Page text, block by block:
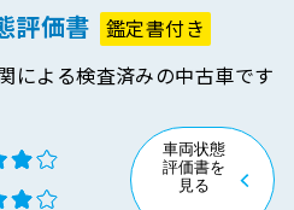
評価書 鑑定書付き
による検査済みの中古車です
車両状態
評価書を
見る